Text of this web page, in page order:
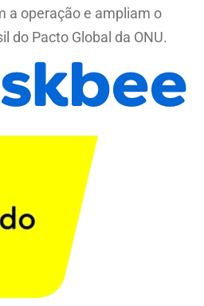
a operação e ampliam o
do Pacto Global da ONU.